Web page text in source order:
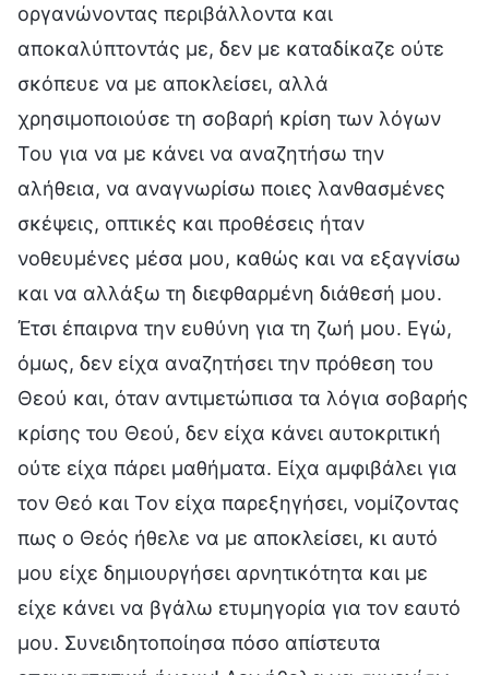
οργανώνοντας περιβάλλοντα και
αποκαλύπτοντάς με, δεν με καταδίκαζε ούτε
σκόπευε να με αποκλείσει, αλλά
χρησιμοποιούσε τη σοβαρή κρίση των λόγων
Του για να με κάνει να αναζητήσω την
αλήθεια, να αναγνωρίσω ποιες λανθασμένες
σκέψεις, οπτικές και προθέσεις ήταν
νοθευμένες μέσα μου, καθώς και να εξαγνίσω
και να αλλάξω τη διεφθαρμένη διάθεσή μου.
Έτσι έπαιρνα την ευθύνη για τη ζωή μου. Εγώ,
όμως, δεν είχα αναζητήσει την πρόθεση του
Θεού και, όταν αντιμετώπισα τα λόγια σοβαρής
κρίσης του Θεού, δεν είχα κάνει αυτοκριτική
ούτε είχα πάρει μαθήματα. Είχα αμφιβάλει για
τον Θεό και Τον είχα παρεξηγήσει, νομίζοντας
πως ο Θεός ήθελε να με αποκλείσει, κι αυτό
μου είχε δημιουργήσει αρνητικότητα και με
είχε κάνει να βγάλω ετυμηγορία για τον εαυτό
μου. Συνειδητοποίησα πόσο απίστευτα